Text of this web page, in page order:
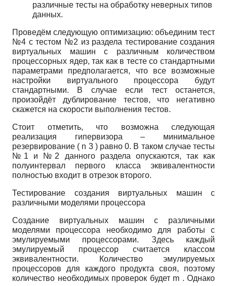
различные тесты на обработку неверных типов
данных.
Проведём следующую оптимизацию: объединим тест
№4 с тестом №2 из раздела тестирование создания
виртуальных машин с различным количеством
процессорных ядер, так как в тесте со стандартными
параметрами предполагается, что все возможные
настройки виртуального процессора будут
стандартными. В случае если тест останется,
произойдёт дублирование тестов, что негативно
скажется на скорости выполнения тестов.
Стоит отметить, что возможна следующая
реализация гипервизора – минимальное
резервирование ( n 3 ) равно 0. В таком случае тесты
№1 и №2 данного раздела опускаются, так как
полуинтервал первого класса эквивалентности
полностью входит в отрезок второго.
Тестирование создания виртуальных машин с
различными моделями процессора
Создание виртуальных машин с различными
моделями процессора необходимо для работы с
эмулируемыми процессорами. Здесь каждый
эмулируемый процессор считается классом
эквивалентности. Количество эмулируемых
процессоров для каждого продукта своя, поэтому
количество необходимых проверок будет m . Однако